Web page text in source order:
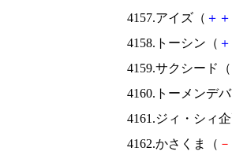
4157.アイズ（ ＋ ＋
4158.トーシン（ ＋
4159.サクシード（
4160.トーメンデ
4161.ジィ・シィ
4162.かさくま（ －